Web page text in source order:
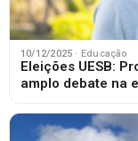
10/12/2025 · Educação
Eleições UESB:
amplo debate na